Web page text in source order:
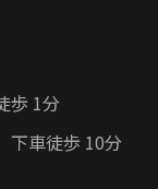
歩 1分
下車徒歩 10分